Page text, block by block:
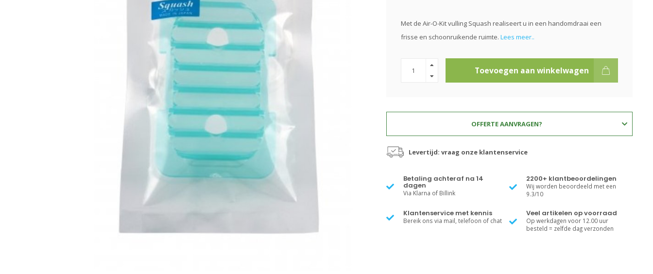
Met de Air-O-Kit vulling Squash realiseert u in een handomdraai een
frisse en schoonruikende ruimte. Lees meer..
Toevoegen aan winkelwagen
OFFERTE AANVRAGEN?
Levertijd: vraag onze klantenservice
Betaling achteraf na 14
dagen
Via Klarna of Billink
2200+ klantbeoordelingen
Wij worden beoordeeld met een
9.3/10
Klantenservice met kennis
Bereik ons via mail, telefoon of chat
Veel artikelen op voorraad
Op werkdagen voor 12.00 uur
besteld = zelfde dag verzonden